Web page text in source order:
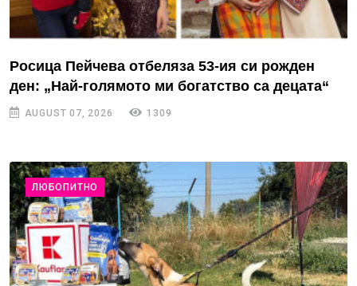
Росица Пейчева отбеляза 53-ия си рожден
ден: „Най-голямото ми богатство са децата“
AUGUST 07, 2026 1309
ЛЮБОПИТНО